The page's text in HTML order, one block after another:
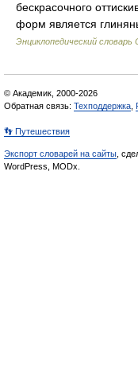
бескрасочного
форм является
Энциклопедический
© Академик, 2000-2026
Обратная связь: Техподдержка
👣 Путешествия
Экспорт словарей на сайты ,
WordPress, MODx.